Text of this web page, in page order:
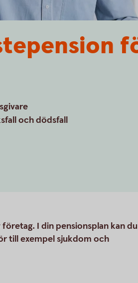
och dödsfall
I din pensionsplan kan du
till exempel sjukdom och